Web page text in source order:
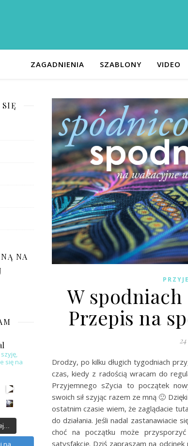
ZAGADNIENIA SZABLONY VIDEO
SIĘ
NA
się na
na
W
Przepis na
Drodzy, po kilku długich tygodniach
czas, kiedy z radością wracam do
Przyjemnego sZycia to początek
swoich sił szyjąc razem ze mną 🙂
ostatnim czasie wiem, że zaglądacie
do działania. Jeśli nadal zastanawiacie
choć na początku może
satysfakcję. Dziś zapraszam na